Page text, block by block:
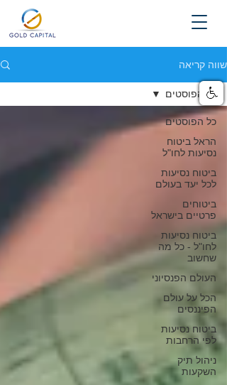
שווה קריאה
כל הפוסטים
הראל ביטוח
נסיעות לחו"ל
ביטוח נסיעות
לכל יעד בעולם
ביטוחים
פרטיים בישראל
ביטוח נסיעות
לחו"ל - כל מה
שחשוב
העולם הפנסיוני
הכל על עולם
הפיננסים
ביטוח נסיעות
לפי הרחבות
ניהול תיק
השקעות
כל הפוסטים